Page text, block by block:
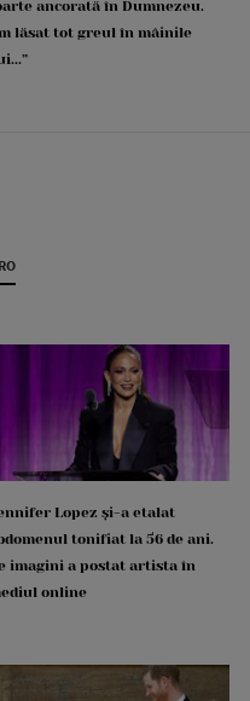
ancorată în Dumnezeu.
lăsat tot greul în mâinile
Lopez și-a etalat
tonifiat la 56 de ani.
imagini a postat artista în
online